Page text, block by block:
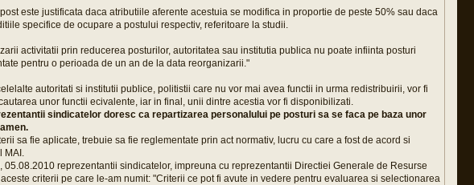
este justificata daca atributiile aferente acestuia se modifica in proportie de peste 50% sau daca
specifice de ocupare a postului respectiv, referitoare la studii.
activitatii prin reducerea posturilor, autoritatea sau institutia publica nu poate infiinta posturi
pentru o perioada de un an de la data reorganizarii."
autoritati si institutii publice, politistii care nu vor mai avea functii in urma redistribuirii, vor fi
unor functii ecivalente, iar in final, unii dintre acestia vor fi disponibilizati.
sindicatelor doresc ca repartizarea personalului pe posturi sa se faca pe baza unor
sa fie aplicate, trebuie sa fie reglementate prin act normativ, lucru cu care a fost de acord si
MAI.
05.08.2010 reprezentantii sindicatelor, impreuna cu reprezentantii Directiei Generale de Resurse
criterii pe care le-am numit: "Criterii ce pot fi avute in vedere pentru evaluarea si selectionarea